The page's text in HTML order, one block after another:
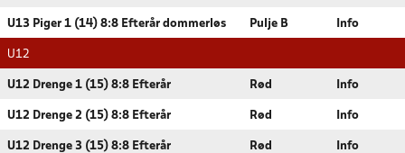
U13 Piger 1 (14) 8:8 Efterår dommerløs Pulje B Info
U12
U12 Drenge 1 (15) 8:8 Efterår Rød Info
U12 Drenge 2 (15) 8:8 Efterår Rød Info
U12 Drenge 3 (15) 8:8 Efterår Rød Info